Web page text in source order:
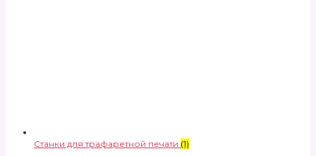
Станки для трафаретной печати (1)